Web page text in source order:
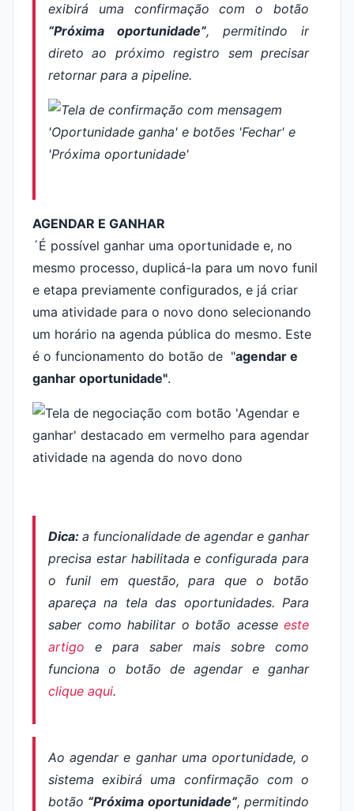
exibirá uma confirmação com o botão
“Próxima oportunidade”, permitindo ir
direto ao próximo registro sem precisar
retornar para a pipeline.
AGENDAR E GANHAR
´É possível ganhar uma oportunidade e, no
mesmo processo, duplicá-la para um novo funil
e etapa previamente configurados, e já criar
uma atividade para o novo dono selecionando
um horário na agenda pública do mesmo. Este
é o funcionamento do botão de "agendar e
ganhar oportunidade".
Dica: a funcionalidade de agendar e ganhar
precisa estar habilitada e configurada para
o funil em questão, para que o botão
apareça na tela das oportunidades. Para
saber como habilitar o botão acesse este
artigo e para saber mais sobre como
funciona o botão de agendar e ganhar
clique aqui.
Ao agendar e ganhar uma oportunidade, o
sistema exibirá uma confirmação com o
botão “Próxima oportunidade”, permitindo